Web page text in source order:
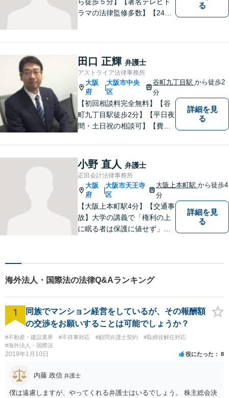
ラマの法律監修多数】【24時
強く意識しております！
る
田口 正輝 弁護士
アストライア法律事務所
大阪
府
|
大阪市中央
区
谷町九丁目駅から徒歩2
分
【初回相談料完全無料】【谷
町九丁目駅徒歩2分】【平日夜
間・土日祝の相談可】【費用
いたします。
詳細を見
る
小野 直人 弁護士
疋田会計法律事務所
大阪
府
大阪市天王寺
区
大阪上本町駅から徒歩4
分
【大阪上本町駅4分】【交通事
故】大学の講義で「権利の上
に眠る者は保護に値せず」と
りたいと弁護士を志しまし
向き合ってきた経験を活か
し、丁寧かつ柔軟な対応を心
がけています。
詳細を見
る
海外法人・国際法の法律Q&Aランキング
1
同族でマンション経営をしているが、その報酬額
の交渉をお願いすることは可能でしょうか？
#不動産・建設業界 #不祥事対応 #顧問弁護士契約
#取締役解任対応
#海外法人・国際法
2019年1月10日 役にたった 8
内藤 政信 弁護士
僕は遠慮しますが、やってくれる弁護士はいるでしょう。 株主総会決